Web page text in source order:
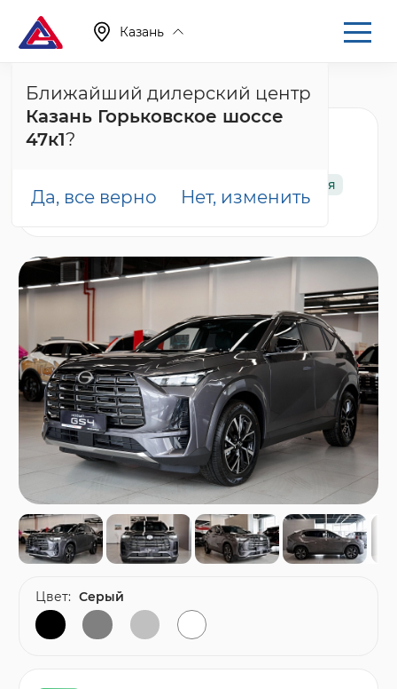
Казань
Ближайший дилерский центр
Казань Горьковское шоссе
47к1?
Да, все верно Нет, изменить
Главная Каталог Новые автомобили GS4
GAC GS4 GB, серый
Гарантия
Можно в кредит
Цвет: Серый